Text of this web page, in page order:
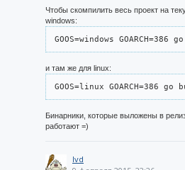
Чтобы скомпилить весь проект на
windows:
GOOS=windows GOARCH=386
и там же для linux:
GOOS=linux GOARCH=386 go
Бинарники, которые выложены в
работают =)
lvd